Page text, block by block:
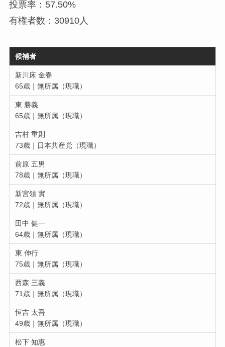
投票率：57.50%
有権者数：30910人
候補者
新川床 金春
65歳｜無所属（現職）
東 勝義
65歳｜無所属（現職）
吉村 重則
73歳｜日本共産党（現職）
前原 五男
78歳｜無所属（現職）
新宮領 實
72歳｜無所属（現職）
田中 健一
64歳｜無所属（現職）
東 伸行
75歳｜無所属（現職）
西森 三義
71歳｜無所属（現職）
恒吉 太吾
49歳｜無所属（現職）
松下 知惠